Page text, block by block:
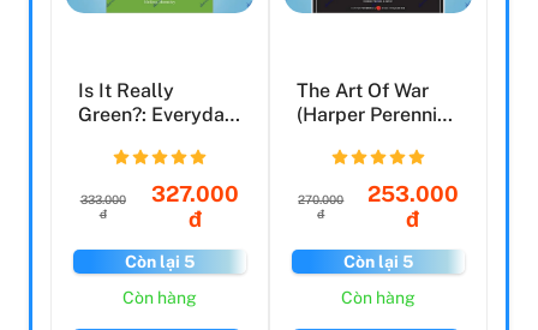
Is It Really
Green?: Everyday
Answere...
333.000
đ
327.000
đ
Còn lại 5
Còn hàng
The Art Of War
(Harper Perennial
270.000
đ
253.000
đ
Còn lại 5
Còn hàng